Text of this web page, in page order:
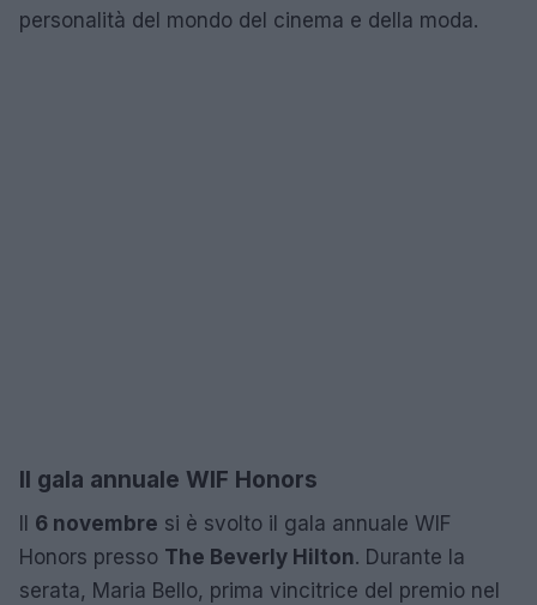
personalità del mondo del cinema e della moda.
Il gala annuale WIF Honors
Il 6 novembre si è svolto il gala annuale WIF
Honors presso The Beverly Hilton. Durante la
serata, Maria Bello, prima vincitrice del premio nel